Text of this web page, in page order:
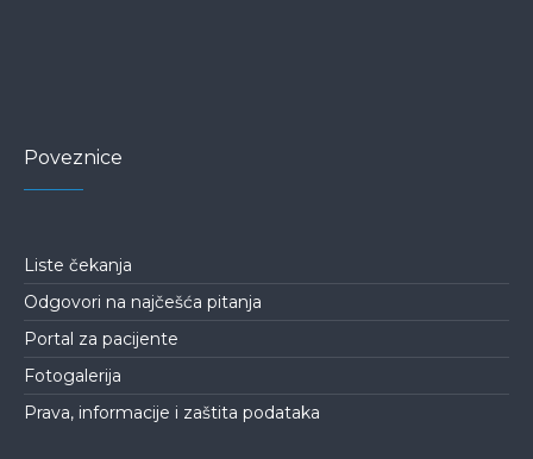
Poveznice
Liste čekanja
Odgovori na najčešća pitanja
Portal za pacijente
Fotogalerija
Prava, informacije i zaštita podataka